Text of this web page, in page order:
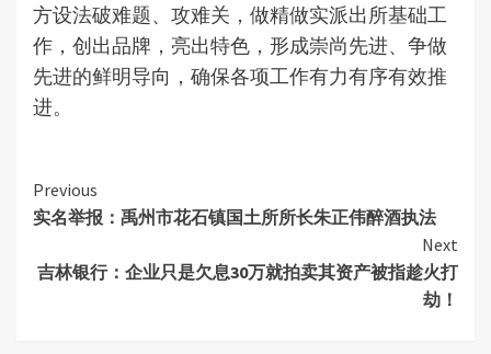
方设法破难题、攻难关，做精做实派出所基础工
作，创出品牌，亮出特色，形成崇尚先进、争做
先进的鲜明导向，确保各项工作有力有序有效推
进。
Continue
Reading
Previous
实名举报：禹州市花石镇国土所所长朱正伟醉酒执法
Next
吉林银行：企业只是欠息30万就拍卖其资产被指趁火打
劫！